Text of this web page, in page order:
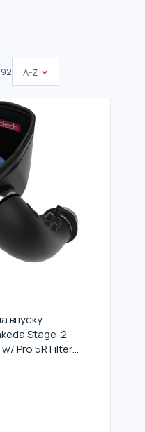
92 A-Z
впуску
Stage-2
Pro 5R Filter
GR